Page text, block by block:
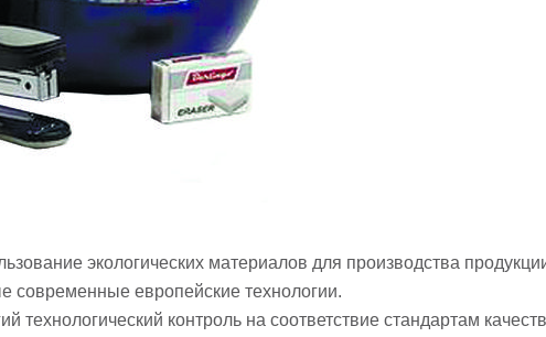
экологических материалов для производства
современные европейские технологии.
технологический контроль на соответствие стандартам